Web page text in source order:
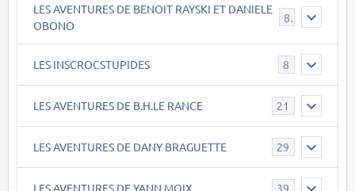
LES AVENTURES DE BENOIT RAYSKI ET DANIELE
OBONO
8
LES INSCROCSTUPIDES 8
LES AVENTURES DE B.H.LE RANCE 21
LES AVENTURES DE DANY BRAGUETTE 29
LES AVENTURES DE YANN MOIX 39